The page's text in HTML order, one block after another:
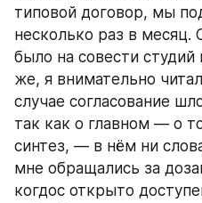
типовой договор, мы
несколько раз в месяц.
было на совести
же, я внимательно
случае согласование
так как о главном — о
синтез, — в нём ни
мне обращались за
когдос открыто